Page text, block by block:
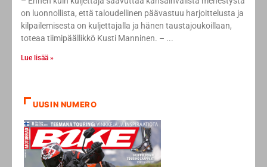
on luonnollista, että taloudellinen päävastuu harjoittelusta ja
kilpailemisesta on kuljettajalla ja hänen taustajoukoillaan,
toteaa tiimipäällikkö Kusti Manninen. –
Lue lisää »
UUSIN NUMERO